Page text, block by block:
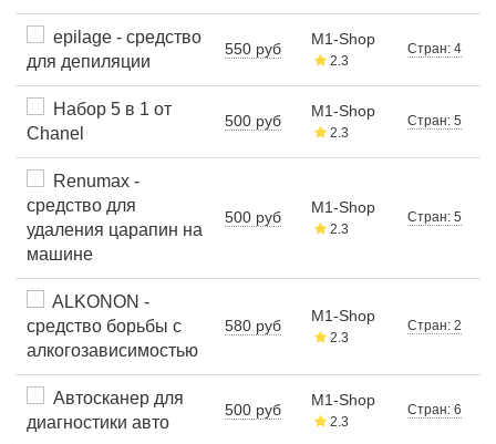
epilage - средство
для депиляции
550 руб
M1-Shop
2.3
Стран: 4
Набор 5 в 1 от
Chanel
500 руб
M1-Shop
2.3
Стран: 5
Renumax -
средство для
удаления царапин на
машине
500 руб
M1-Shop
2.3
Стран: 5
ALKONON -
средство борьбы с
алкогозависимостью
580 руб
M1-Shop
2.3
Стран: 2
Автосканер для
диагностики авто
500 руб
M1-Shop
2.3
Стран: 6